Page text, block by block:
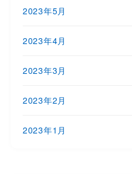
2023年5月
2023年4月
2023年3月
2023年2月
2023年1月